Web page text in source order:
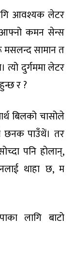
आवश्यक लेटर
आफ्नो कमन सेन्स
मसलन्द सामान त
त्यो दुर्गममा लेटर
र ?
बिलको चासोले
छनक पाउँथें। तर
पनि होलान्,
थाहा छ, म
लागि बाटो